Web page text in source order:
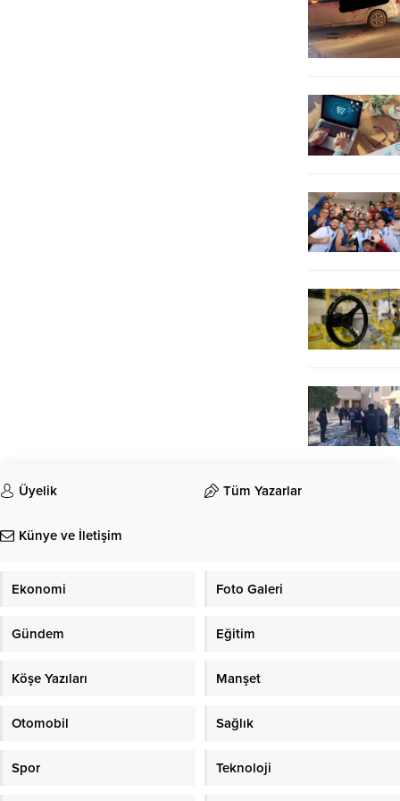
Üyelik Tüm Yazarlar
Künye ve İletişim
Ekonomi Foto Galeri
Gündem Eğitim
Köşe Yazıları Manşet
Otomobil Sağlık
Spor Teknoloji